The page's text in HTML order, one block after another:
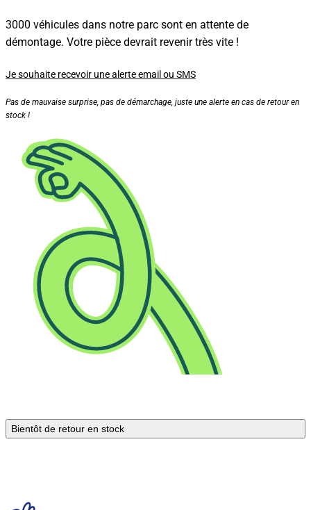
3000 véhicules dans notre parc sont en attente de
démontage. Votre pièce devrait revenir très vite !
Je souhaite recevoir une alerte email ou SMS
Pas de mauvaise surprise, pas de démarchage, juste une alerte en cas de retour en
stock !
Bientôt de retour en stock